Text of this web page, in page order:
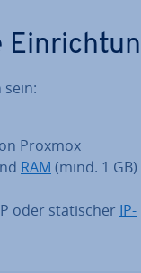
sein:
Proxmox
RAM (mind. 1
oder sta­ti­scher IP-